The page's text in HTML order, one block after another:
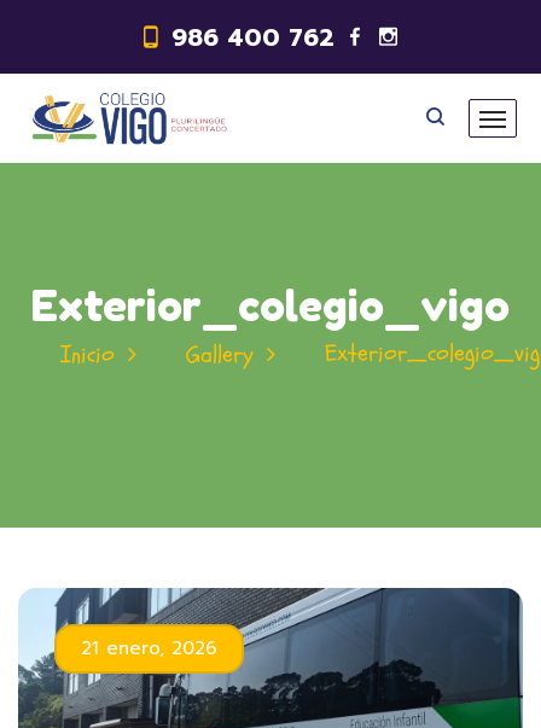
986 400 762
Exterior_colegio_vigo
Inicio Gallery
21 enero, 2026